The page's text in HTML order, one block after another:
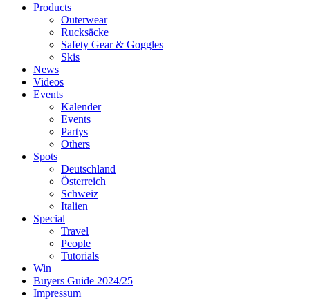
Products
Outerwear
Rucksäcke
Safety Gear & Goggles
Skis
News
Videos
Events
Kalender
Events
Partys
Others
Spots
Deutschland
Österreich
Schweiz
Italien
Special
Travel
People
Tutorials
Win
Buyers Guide 2024/25
Impressum